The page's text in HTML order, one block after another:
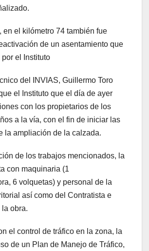
en el kilómetro 74 también fue
de un asentamiento que
el Instituto
del INVIAS, Guillermo Toro
el Instituto que el día de ayer
con los propietarios de los
a la vía, con el fin de iniciar las
la ampliación de la calzada.
de los trabajos mencionados, la
con maquinaria (1
6 volquetas) y personal de la
así como del Contratista e
la obra.
el control de tráfico en la zona, la
de un Plan de Manejo de Tráfico,